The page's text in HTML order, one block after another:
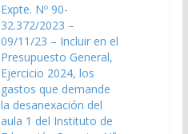
Expte. Nº 90-
32.372/2023 –
09/11/23 – Incluir en el
Presupuesto General,
Ejercicio 2024, los
gastos que demande
la desanexación del
aula 1 del Instituto de